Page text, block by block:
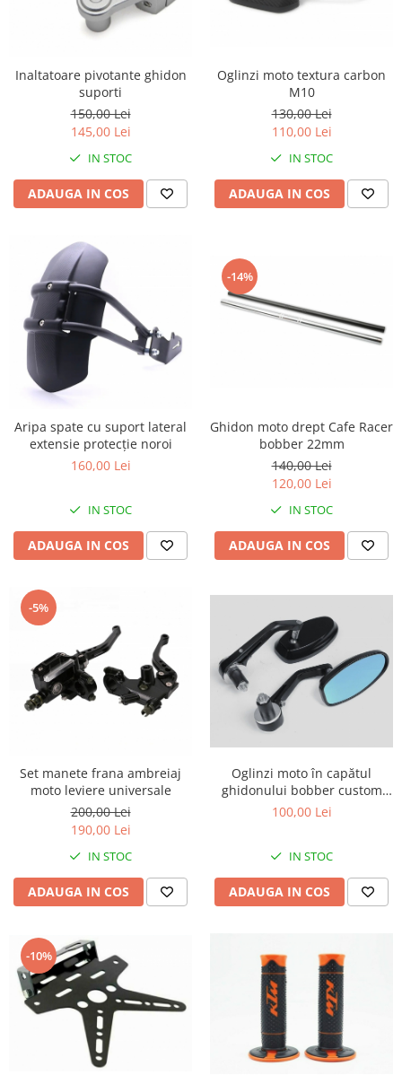
Inaltatoare pivotante ghidon
suporti
150,00 Lei
145,00 Lei
IN STOC
ADAUGA IN COS
Oglinzi moto textura carbon
M10
130,00 Lei
110,00 Lei
IN STOC
ADAUGA IN COS
Aripa spate cu suport lateral
extensie protecție noroi
160,00 Lei
IN STOC
ADAUGA IN COS
-14%
Ghidon moto drept Cafe Racer
bobber 22mm
140,00 Lei
120,00 Lei
IN STOC
ADAUGA IN COS
-5%
Set manete frana ambreiaj
moto leviere universale
200,00 Lei
190,00 Lei
IN STOC
ADAUGA IN COS
Oglinzi moto în capătul
ghidonului bobber custom
cafe racer
100,00 Lei
IN STOC
ADAUGA IN COS
-10%